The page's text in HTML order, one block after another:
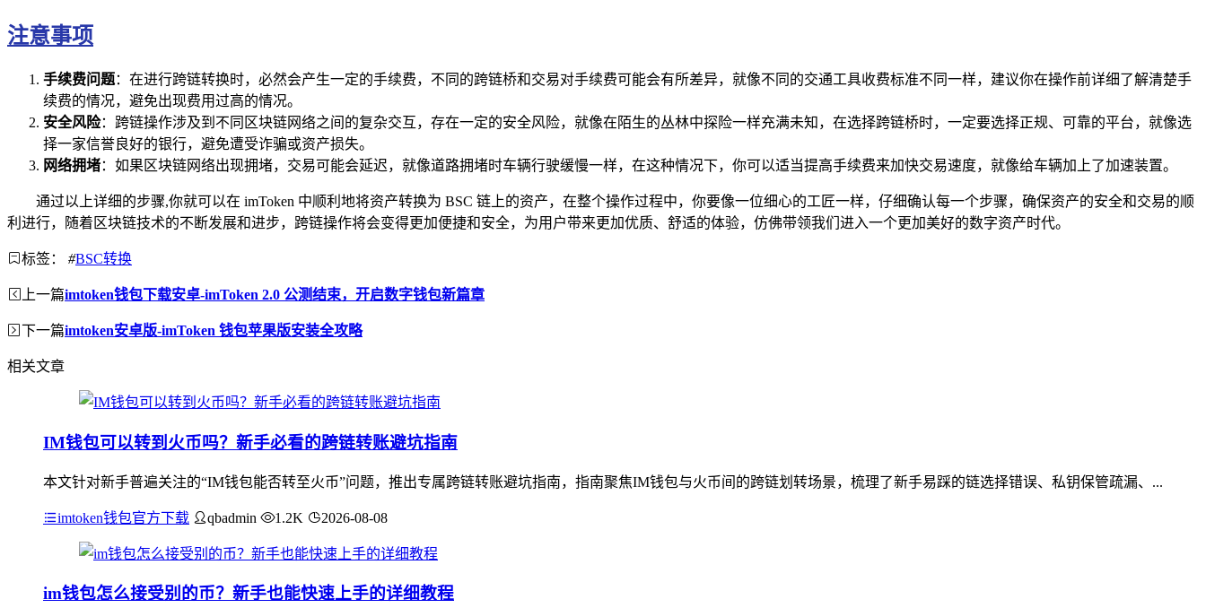
注意事项
手续费问题：在进行跨链转换时，必然会产生一定的手续费，不同的跨链桥和交易对手续费可能会有所差异，就像不同的交通工具收费标准不同一样，建议你在操作前详细了解清楚手
续费的情况，避免出现费用过高的情况。
安全风险：跨链操作涉及到不同区块链网络之间的复杂交互，存在一定的安全风险，就像在陌生的丛林中探险一样充满未知，在选择跨链桥时，一定要选择正规、可靠的平台，就像选
择一家信誉良好的银行，避免遭受诈骗或资产损失。
网络拥堵：如果区块链网络出现拥堵，交易可能会延迟，就像道路拥堵时车辆行驶缓慢一样，在这种情况下，你可以适当提高手续费来加快交易速度，就像给车辆加上了加速装置。
通过以上详细的步骤,你就可以在 imToken 中顺利地将资产转换为 BSC 链上的资产，在整个操作过程中，你要像一位细心的工匠一样，仔细确认每一个步骤，确保资产的安全和交易的顺
利进行，随着区块链技术的不断发展和进步，跨链操作将会变得更加便捷和安全，为用户带来更加优质、舒适的体验，仿佛带领我们进入一个更加美好的数字资产时代。
标签： #BSC转换
上一篇imtoken钱包下载安卓-imToken 2.0 公测结束，开启数字钱包新篇章
下一篇imtoken安卓版-imToken 钱包苹果版安装全攻略
相关文章
IM钱包可以转到火币吗？新手必看的跨链转账避坑指南
本文针对新手普遍关注的“IM钱包能否转至火币”问题，推出专属跨链转账避坑指南，指南聚焦IM钱包与火币间的跨链划转场景，梳理了新手易踩的链选择错误、私钥保管疏漏、...
imtoken钱包官方下载 qbadmin 1.2K 2026-08-08
im钱包怎么接受别的币？新手也能快速上手的详细教程